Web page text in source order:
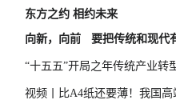
东方之约 相约未来
向新，向前
要把传统和现代
“十五五”开局之年传统产业转
视频丨比A4纸还要薄！我国